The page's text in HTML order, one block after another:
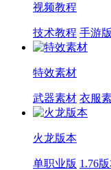
视频教程
技术教程 手游
特效素材
武器素材 衣服
火龙版本
单职业版 1.76